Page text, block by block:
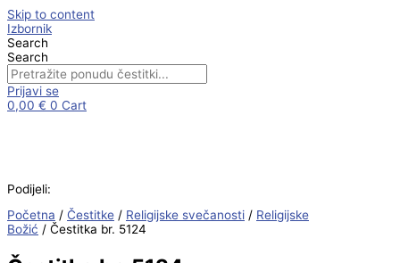
Skip to content
Izbornik
Search
Search
Prijavi se
0,00 € 0 Cart
Podijeli:
Početna / Čestitke / Religijske svečanosti / Religijske
Božić / Čestitka br. 5124